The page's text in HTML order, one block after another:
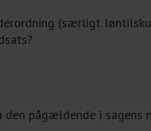
(særligt
den pågældende i